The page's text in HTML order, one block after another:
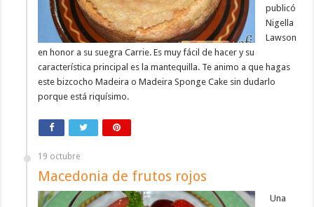
publicó
Nigella
Lawson
en honor a su suegra Carrie. Es muy fácil de hacer y su
característica principal es la mantequilla. Te animo a que hagas
este bizcocho Madeira o Madeira Sponge Cake sin dudarlo
porque está riquísimo.
19 octubre
Macedonia de frutos rojos
Una